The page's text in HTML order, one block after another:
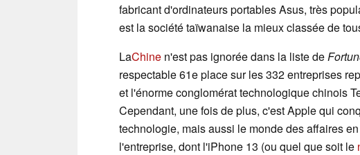
fabricant d'ordinateurs portables Asus, très
est la société taïwanaise la mieux classée de
LaChine n'est pas ignorée dans la liste de
respectable 61e place sur les 332 entreprises
et l'énorme conglomérat technologique chinois
Cependant, une fois de plus, c'est Apple qui
technologie, mais aussi le monde des affaires
l'entreprise, dont l'iPhone 13 (ou quel que soit le